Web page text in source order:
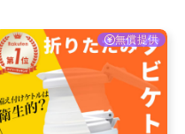
無償提供